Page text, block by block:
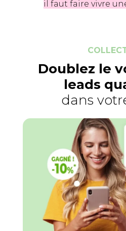
il faut faire vivre
Doublez le
leads
dans